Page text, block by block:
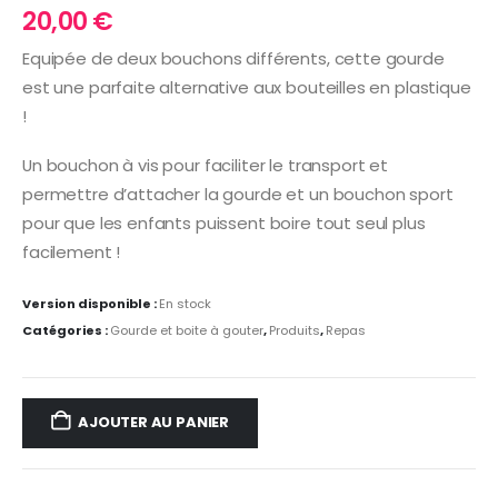
20,00€
Equipée de deux bouchons différents, cette gourde
est une parfaite alternative aux bouteilles en plastique
!
Un bouchon à vis pour faciliter le transport et
permettre d’attacher la gourde et un bouchon sport
pour que les enfants puissent boire tout seul plus
facilement !
Version disponible :En stock
Catégories :Gourde et boite à gouter,Produits,Repas
AJOUTER AU PANIER